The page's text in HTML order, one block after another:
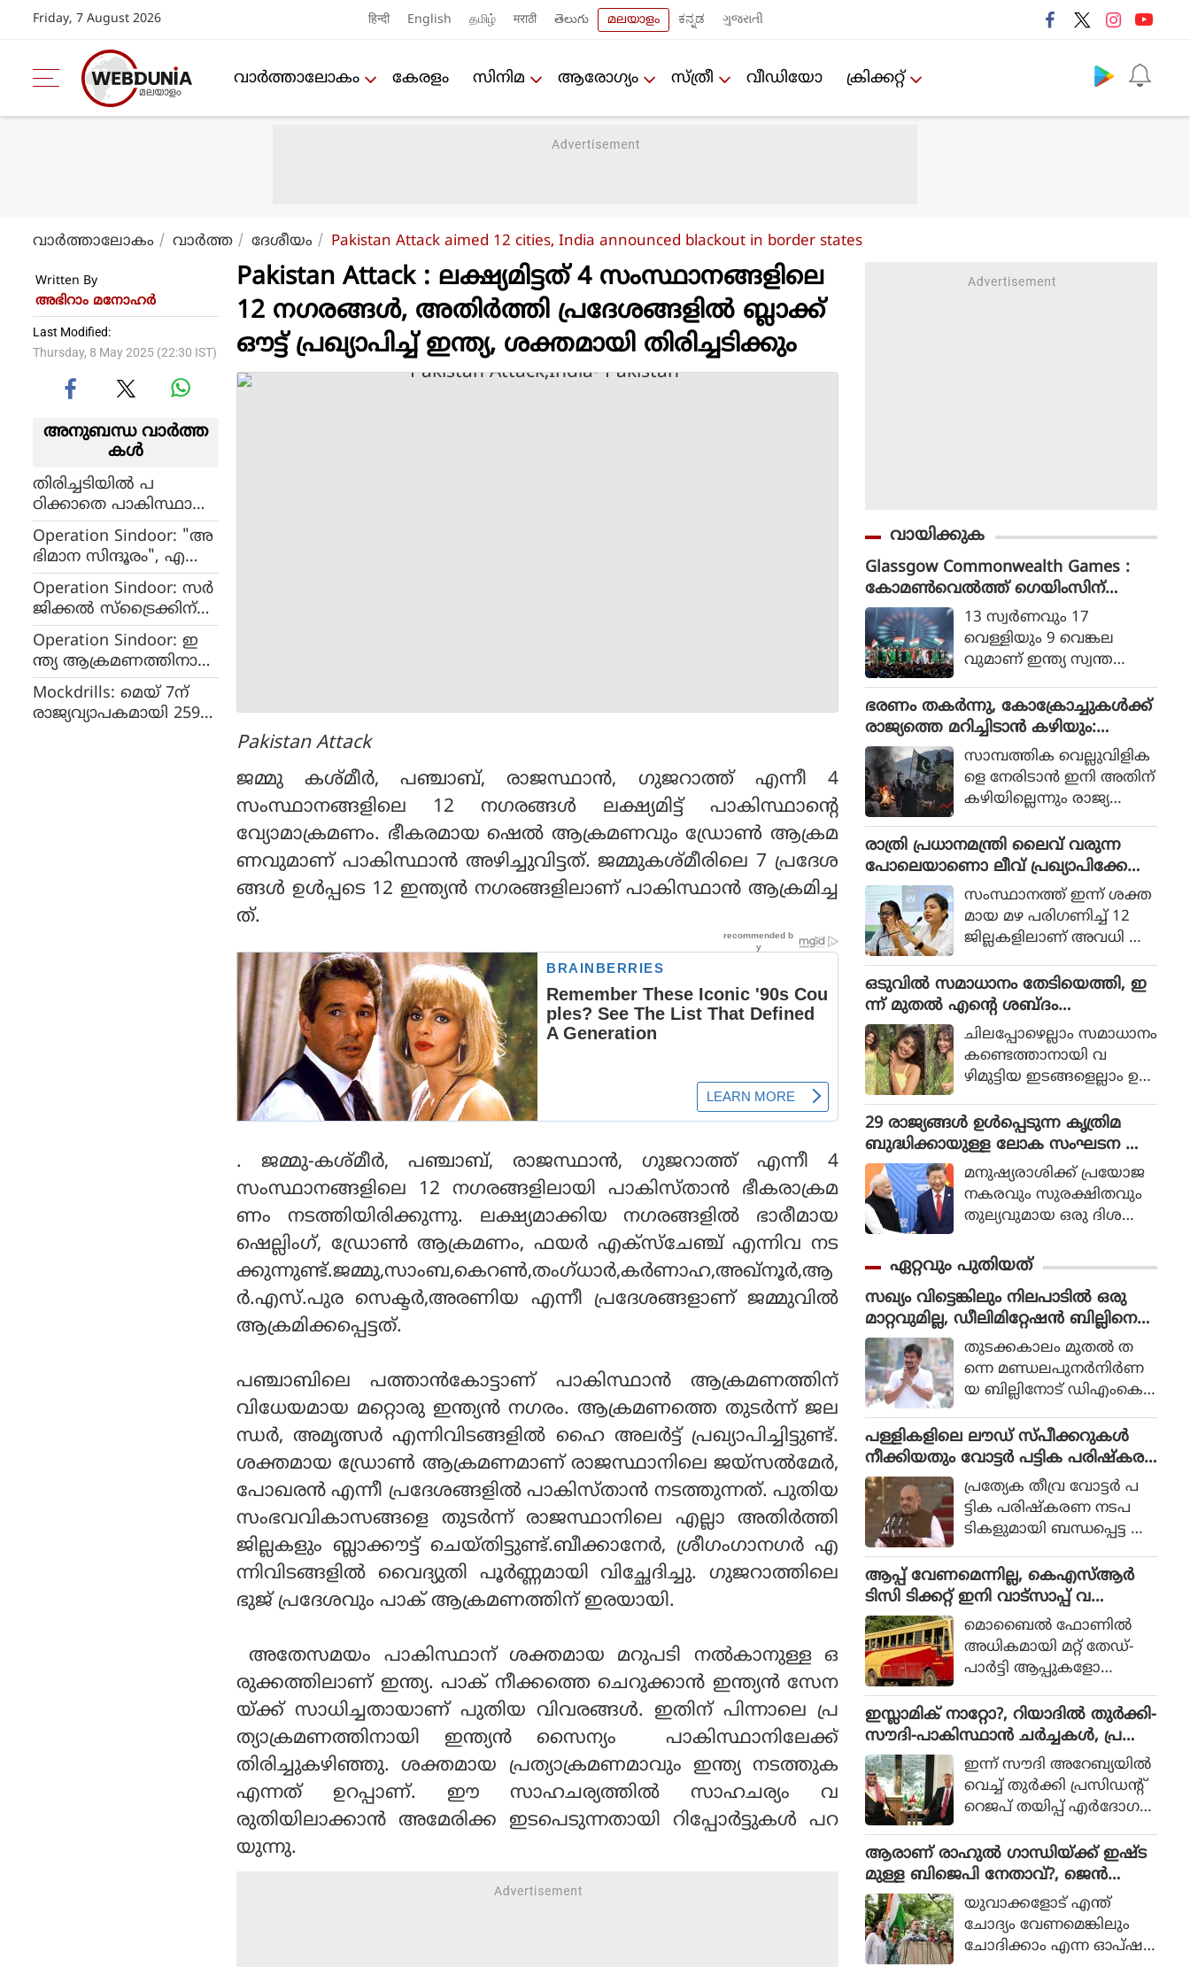
Friday, 7 August 2026 हिन्दी English தமிழ் मराठी తెలుగు മലയാളം ಕನ್ನಡ ગુજરાતી
വാര്‍ത്താലോകം കേരളം സിനിമ ആരോഗ്യം സ്ത്രീ വീഡിയോ ക്രിക്കറ്റ്‌
വാര്‍ത്താലോകം വാര്‍ത്ത ദേശീയം Pakistan Attack aimed 12 cities, India announced blackout in border states
Written By
അഭിറാം മനോഹർ
Last Modified:
Thursday, 8 May 2025 (22:30 IST)
അനുബന്ധ വാര്‍ത്ത
കള്‍
തിരിച്ചടിയില്‍ പ
ഠിക്കാതെ പാകിസ്ഥാന്‍,
ജമ്മുവിലടക്കം രാജ്യ
ത്തിന്റെ പല ഭാഗങ്ങ
ളിലും ആക്രമണം, 50
ഡ്രോണുകളും 8
മിസൈലുകളും
വെടിവെച്ചിട്ടു
Operation Sindoor: "അ
ഭിമാന സിന്ദൂരം", എ
ന്തുകൊണ്ട് ആ 9 ഇട
ങ്ങൾ, ഇന്ത്യ തകർത്തത്
ഭീകരരുടെ തന്ത്രപ്രധാന
മായ ഇടങ്ങൾ, കാരണം
അറിയാം
Operation Sindoor: സർ
ജിക്കൽ സ്ട്രൈക്കിന്
പിന്നാലെ രാജ്യം അതീവ
ജാഗ്രതയിൽ , 10
വിമാനത്താവളങ്ങൾ അ
ടച്ചു, കശ്മീരിലെ
സ്കൂളുകൾക്ക് അവധി
Operation Sindoor: ഇ
ന്ത്യ ആക്രമണത്തിനായി
ഉപയോഗിച്ചത് സ്കാല്പ്
മിസൈലുകൾ,
തൊടുക്കാനായി റഫാൽ
Mockdrills: മെയ് 7ന്
രാജ്യവ്യാപകമായി 259
Pakistan Attack : ലക്ഷ്യമിട്ടത് 4 സംസ്ഥാനങ്ങളിലെ
12 നഗരങ്ങൾ, അതിർത്തി പ്രദേശങ്ങളിൽ ബ്ലാക്ക്
ഔട്ട് പ്രഖ്യാപിച്ച് ഇന്ത്യ, ശക്തമായി തിരിച്ചടിക്കും
Pakistan Attack
ജമ്മു കശ്മീര്‍, പഞ്ചാബ്, രാജസ്ഥാന്‍, ഗുജറാത്ത് എന്നീ 4
സംസ്ഥാനങ്ങളിലെ 12 നഗരങ്ങള്‍ ലക്ഷ്യമിട്ട് പാകിസ്ഥാന്റെ
വ്യോമാക്രമണം. ഭീകരമായ ഷെല്‍ ആക്രമണവും ഡ്രോണ്‍ ആക്രമ
ണവുമാണ് പാകിസ്ഥാന്‍ അഴിച്ചുവിട്ടത്. ജമ്മുകശ്മീരിലെ 7 പ്രദേശ
ങ്ങള്‍ ഉള്‍പ്പടെ 12 ഇന്ത്യന്‍ നഗരങ്ങളിലാണ് പാകിസ്ഥാന്‍ ആക്രമിച്ച
ത്.
. ജമ്മു-കശ്മീര്‍, പഞ്ചാബ്, രാജസ്ഥാന്‍, ഗുജറാത്ത് എന്നീ 4
സംസ്ഥാനങ്ങളിലെ 12 നഗരങ്ങളിലായി പാകിസ്താന്‍ ഭീകരാക്രമ
ണം നടത്തിയിരിക്കുന്നു. ലക്ഷ്യമാക്കിയ നഗരങ്ങളില്‍ ഭാരീമായ
ഷെല്ലിംഗ്, ഡ്രോണ്‍ ആക്രമണം, ഫയര്‍ എക്‌സ്‌ചേഞ്ച് എന്നിവ നട
ക്കുന്നുണ്ട്.ജമ്മു,സാംബ,കെറണ്‍,തംഗ്ധാര്‍,കര്‍ണാഹ,അഖ്‌നൂര്‍,ആ
ര്‍.എസ്.പുര സെക്ടര്‍,അരണിയ എന്നീ പ്രദേശങ്ങളാണ് ജമ്മുവില്‍
ആക്രമിക്കപ്പെട്ടത്.
പഞ്ചാബിലെ പത്താന്‍കോട്ടാണ് പാകിസ്ഥാന്‍ ആക്രമണത്തിന്
വിധേയമായ മറ്റൊരു ഇന്ത്യന്‍ നഗരം. ആക്രമണത്തെ തുടര്‍ന്ന് ജല
ന്ധര്‍, അമൃത്സര്‍ എന്നിവിടങ്ങളില്‍ ഹൈ അലര്‍ട്ട് പ്രഖ്യാപിച്ചിട്ടുണ്ട്.
ശക്തമായ ഡ്രോണ്‍ ആക്രമണമാണ് രാജസ്ഥാനിലെ ജയ്‌സല്‍മേര്‍,
പോഖരന്‍ എന്നീ പ്രദേശങ്ങളില്‍ പാകിസ്താന്‍ നടത്തുന്നത്. പുതിയ
സംഭവവികാസങ്ങളെ തുടര്‍ന്ന് രാജസ്ഥാനിലെ എല്ലാ അതിര്‍ത്തി
ജില്ലകളും ബ്ലാക്കൗട്ട് ചെയ്തിട്ടുണ്ട്.ബീക്കാനേര്‍, ശ്രീഗംഗാനഗര്‍ എ
ന്നിവിടങ്ങളില്‍ വൈദ്യുതി പൂര്‍ണ്ണമായി വിച്ഛേദിച്ചു. ഗുജറാത്തിലെ
ഭുജ് പ്രദേശവും പാക് ആക്രമണത്തിന് ഇരയായി.
അതേസമയം പാകിസ്ഥാന് ശക്തമായ മറുപടി നല്‍കാനുള്ള ഒ
രുക്കത്തിലാണ് ഇന്ത്യ. പാക് നീക്കത്തെ ചെറുക്കാന്‍ ഇന്ത്യന്‍ സേന
യ്ക്ക് സാധിച്ചതായാണ് പുതിയ വിവരങ്ങള്‍. ഇതിന് പിന്നാലെ പ്ര
ത്യാക്രമണത്തിനായി ഇന്ത്യന്‍ സൈന്യം പാകിസ്ഥാനിലേക്ക്
തിരിച്ചുകഴിഞ്ഞു. ശക്തമായ പ്രത്യാക്രമണമാവും ഇന്ത്യ നടത്തുക
എന്നത് ഉറപ്പാണ്. ഈ സാഹചര്യത്തില്‍ സാഹചര്യം വ
രുതിയിലാക്കാന്‍ അമേരിക്ക ഇടപെടുന്നതായി റിപ്പോര്‍ട്ടുകള്‍ പറ
യുന്നു.
വായിക്കുക
Glassgow Commonwealth Games :
കോമൺവെൽത്ത് ഗെയിംസിന്
ഗ്ലാസ്ഗോയിൽ കൊടിയിറങ്ങി, മെഡ
ൽ നേട്ടത്തിൽ ഇന്ത്യ നാലാമത്
13 സ്വര്‍ണവും 17
വെള്ളിയും 9 വെങ്കല
വുമാണ് ഇന്ത്യ സ്വന്ത
ഭരണം തകര്‍ന്നു, കോക്രോച്ചുകള്‍ക്ക്
രാജ്യത്തെ മറിച്ചിടാന്‍ കഴിയും:
പാകിസ്ഥാന്‍ ആഭ്യന്തര മന്ത്രി
മൊഹ്സിന്‍ നഖ്വി
സാമ്പത്തിക വെല്ലുവിളിക
ളെ നേരിടാന്‍ ഇനി അതിന്
കഴിയില്ലെന്നും രാജ്യത്തെ
മൊഹ്സിന്‍ നഖ്വി
വ്യാഴാഴ്ച പറഞ്ഞു. കര
സേനാ മേധാവി ഫീല്‍ഡ്
മാര്‍ഷല്‍ സയ്യിദ് അസിം
മുനീറിന്റെ അടുത്ത
യാളായി അറിയപ്പെടുന്ന ന
ഖ്വി പാകിസ്ഥാന്റെ
കോക്രോച്ചുകള്‍ ഒ
ന്നിച്ചാല്‍ രാജ്യത്തെ മ
റിച്ചിടാന്‍ കഴിയുമെന്ന് പറ
ഞ്ഞു.
രാത്രി പ്രധാനമന്ത്രി ലൈവ് വരുന്ന
പോലെയാണൊ ലീവ് പ്രഖ്യാപിക്കേണ്ട
ത്, എറണാകുളം ജില്ലാ കളക്ടർ
ക്കെതിരെ വിമർശനം
സംസ്ഥാനത്ത് ഇന്ന് ശക്ത
മായ മഴ പരിഗണിച്ച് 12
ജില്ലകളിലാണ് അവധി പ്ര
ഒടുവില്‍ സമാധാനം തേടിയെത്തി, ഇ
ന്ന് മുതല്‍ എന്റെ ശബ്ദം
തിരെഞ്ഞെടുക്കുന്നു, പോസ്റ്റുമായി
അനുപമ പരമേശ്വരന്‍, ഒരു ബ്രെയ്ക്ക
പ്പ് മണക്കുന്നുവെന്ന് സോഷ്യല്‍
മീഡിയ
ചിലപ്പോഴെല്ലാം സമാധാനം
കണ്ടെത്താനായി വ
ഴിമുട്ടിയ ഇടങ്ങളെല്ലാം ഉ
രും.
29 രാജ്യങ്ങള്‍ ഉള്‍പ്പെടുന്ന കൃത്രിമ
ബുദ്ധിക്കായുള്ള ലോക സംഘടന ആ
രംഭിച്ച് ചൈന; ഇന്ത്യ ഇല്ലമനുഷ്യരാശിക്ക് പ്രയോജ
നകരവും സുരക്ഷിതവും
തുല്യവുമായ ഒരു ദിശ
വികസിക്കുന്നുവെന്ന് ഉറ
പ്പാക്കുക എന്ന പ്രഖ്യാപിത
ലക്ഷ്യത്തോടെയാണ് ഇ
തിന്റെ ആരംഭം. ചടങ്ങില്‍
യുഎന്‍ സെക്രട്ടറി ജനറല്‍
അന്റോണിയോ ഗുട്ടെറസ്
പങ്കെടുത്തു.
ഏറ്റവും പുതിയത്
സഖ്യം വിട്ടെങ്കിലും നിലപാടിൽ ഒരു
മാറ്റവുമില്ല, ഡീലിമിറ്റേഷൻ ബില്ലിനെ
എതിർക്കുമെന്ന് ഉദയനിധി സ്റ്റാലിൻ
തുടക്കകാലം മുതല്‍ ത
ന്നെ മണ്ഡലപുനര്‍നിര്‍ണ
യ ബില്ലിനോട് ഡിഎംകെ
ബില്ലിനെതിരായ പോരാട്ടം
ഭാവിയിലും തുടരുമെന്നും
ഇന്ത്യ ടുഡേയോട്
സംസാരിക്കവെയാണ് ഉദ
യനിധി വ്യക്തമാക്കിയത്.
പള്ളികളിലെ ലൗഡ് സ്പീക്കറുകൾ
നീക്കിയതും വോട്ടർ പട്ടിക പരിഷ്കര
ണങ്ങളുമെല്ലാം പ്രശ്നങ്ങൾ, എൻ
സിപിഐയിലെ വിമത എം പിമാരെ ക
ണ്ട് അമിത് ഷാ
പ്രത്യേക തീവ്ര വോട്ടര്‍ പ
ട്ടിക പരിഷ്‌കരണ നടപ
ടികളുമായി ബന്ധപ്പെട്ട ആ
ലൗഡ്സ്പീക്കറുകള്‍
നീക്കം ചെയ്‌തെന്ന പ
രാതിയും ഉള്‍പ്പെടെയുള്ള
വിഷയങ്ങളാണ് എംപിമാര്‍
കേന്ദ്രമന്ത്രിയുടെ ശ്രദ്ധ
യില്‍പ്പെടുത്തിയത്.
ആപ്പ് വേണമെന്നില്ല, കെഎസ്ആർ
ടിസി ടിക്കറ്റ് ഇനി വാട്സാപ്പ് വ
ഴിയെടുക്കാം, എ ഐ ടിക്കറ്റിംഗ്
സംവിധാനം റെഡി
മൊബൈല്‍ ഫോണില്‍
അധികമായി മറ്റ് തേഡ്-
പാര്‍ട്ടി ആപ്പുകളോ
ക്കാതെ ലളിതമായ
വാട്‌സാപ്പ് ചാറ്റിംഗിലൂടെ
ടിക്കറ്റ് ഉറപ്പാക്കാന്‍ ഇതുവ
ഴി സാധിക്കും. 94470 7102
1 എന്ന നമ്പര്‍ വഴിയാണ്
ടിക്കറ്റുകള്‍ ബുക്ക്
ചെയ്യാനാവുക.
ഇസ്ലാമിക് നാറ്റോ?, റിയാദിൽ തുർക്കി-
സൗദി-പാകിസ്ഥാൻ ചർച്ചകൾ, പ്ര
തിരോധകരാറിന് നീക്കംഇന്ന് സൗദി അറേബ്യയില്‍
വെച്ച് തുര്‍ക്കി പ്രസിഡന്റ്
റെജപ് തയിപ്പ് എര്‍ദോഗ
കിരീടാവകാശി മുഹമ്മദ്
ബിന്‍ സല്‍മാന്‍,
പാകിസ്ഥാന്‍ പ്രധാനമന്ത്രി
ഷെഹ്ബാസ് ഷെരീഫ് എ
ന്നിവര്‍ കൂടിക്കാഴ്ച നട
ത്തും.
ആരാണ് രാഹുൽ ഗാന്ധിയ്ക്ക് ഇഷ്ട
മുള്ള ബിജെപി നേതാവ്?, ജെൻ
സിയ്ക്ക് മറുപടി നൽകി പ്രതിപക്ഷ
നേതാവ്
യുവാക്കളോട് എന്ത്
ചോദ്യം വേണമെങ്കിലും
ചോദിക്കാം എന്ന ഓപ്ഷ